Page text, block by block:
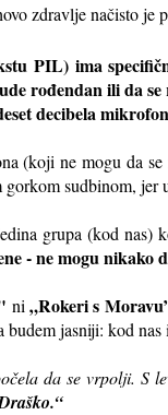
zdravlje načisto je
PIL) ima
rođendan ili da
decibela
(koji ne mogu da
sudbinom,
grupa (kod nas)
- ne mogu nikako
ni„Rokeri s
jasniji: kod
da se vrpolji. S